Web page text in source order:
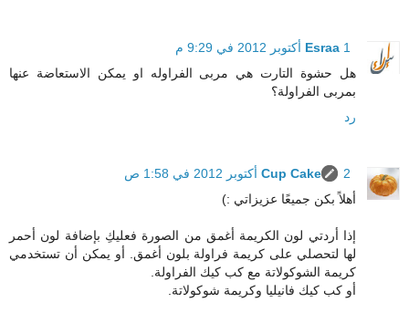
Esraa 1 أكتوبر 2012 في 9:29 م
هل حشوة التارت هي مربى الفراوله او يمكن الاستعاضة عنها
بمربى الفراولة؟
رد
Cup Cake
2 أكتوبر 2012 في 1:58 ص
أهلاً بكن جميعًا عزيزاتي :)
إذا أردتي لون الكريمة أغمق من الصورة فعليكِ بإضافة لون أحمر
لها لتحصلي على كريمة فراولة بلون أغمق. أو يمكن أن تستخدمي
كريمة الشوكولاتة مع كب كيك الفراولة.
أو كب كيك فانيليا وكريمة شوكولاتة.